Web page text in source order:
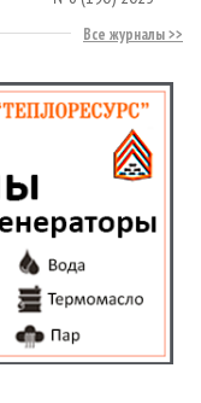
Все журналы